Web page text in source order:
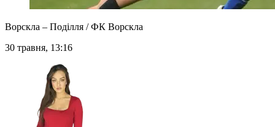
Ворскла – Поділля / ФК Ворскла
30 травня, 13:16